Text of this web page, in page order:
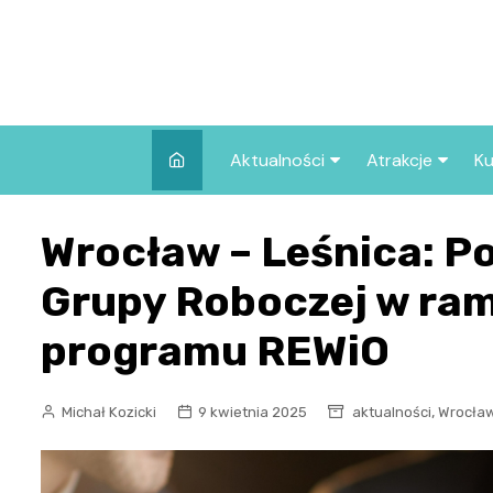
Aktualności
Wszystkie wpisy
Atrakcje
we Wrocławiu
Co warto
Wrocławiu?
Wrocław – Leśnica:
Grupy Roboczej w
programu REWiO
Michał Kozicki 9 kwietnia 2025 aktualności,